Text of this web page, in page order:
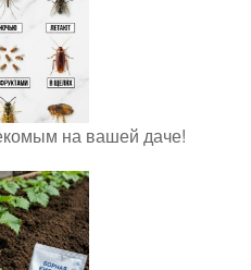
на вашей даче!